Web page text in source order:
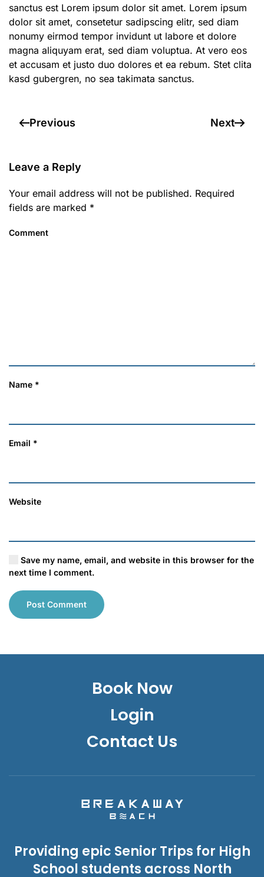
sanctus est Lorem ipsum dolor sit amet. Lorem ipsum
dolor sit amet, consetetur sadipscing elitr, sed diam
nonumy eirmod tempor invidunt ut labore et dolore
magna aliquyam erat, sed diam voluptua. At vero eos
et accusam et justo duo dolores et ea rebum. Stet clita
kasd gubergren, no sea takimata sanctus.
Previous Next
Leave a Reply
Your email address will not be published. Required
fields are marked *
Comment
Name *
Email *
Website
Save my name, email, and website in this browser for the
next time I comment.
Post Comment
Book Now
Login
Contact Us
Providing epic Senior Trips for High
School students across North